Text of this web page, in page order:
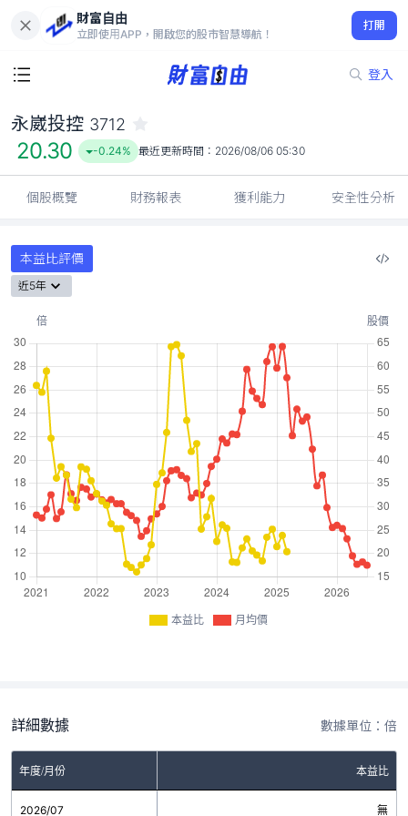
財富自由
立即使用APP，開啟您的股市智慧導航！
打開
登入
20.30
-0.24%
永崴投控 3712
20.30 -0.24% 最近更新時間： 2026/08/06 05:30
個股概覽 財務報表 獲利能力 安全性分析
本益比評價
近5年
本益比 月均價
詳細數據 數據單位：倍
年度/月份 本益比
2026/07 無